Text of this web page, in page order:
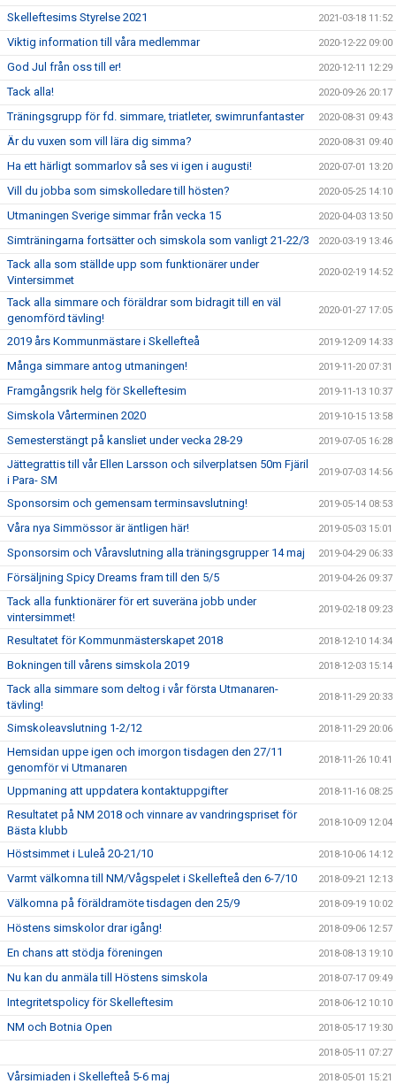
Skelleftesims Styrelse 2021 2021-03-18 11:52
Viktig information till våra medlemmar 2020-12-22 09:00
God Jul från oss till er! 2020-12-11 12:29
Tack alla! 2020-09-26 20:17
Träningsgrupp för fd. simmare, triatleter, swimrunfantaster 2020-08-31 09:43
Är du vuxen som vill lära dig simma? 2020-08-31 09:40
Ha ett härligt sommarlov så ses vi igen i augusti! 2020-07-01 13:20
Vill du jobba som simskolledare till hösten? 2020-05-25 14:10
Utmaningen Sverige simmar från vecka 15 2020-04-03 13:50
Simträningarna fortsätter och simskola som vanligt 21-22/3 2020-03-19 13:46
Tack alla som ställde upp som funktionärer under
Vintersimmet
2020-02-19 14:52
Tack alla simmare och föräldrar som bidragit till en väl
genomförd tävling!
2020-01-27 17:05
2019 års Kommunmästare i Skellefteå 2019-12-09 14:33
Många simmare antog utmaningen! 2019-11-20 07:31
Framgångsrik helg för Skelleftesim 2019-11-13 10:37
Simskola Vårterminen 2020 2019-10-15 13:58
Semesterstängt på kansliet under vecka 28-29 2019-07-05 16:28
Jättegrattis till vår Ellen Larsson och silverplatsen 50m Fjäril
i Para- SM
2019-07-03 14:56
Sponsorsim och gemensam terminsavslutning! 2019-05-14 08:53
Våra nya Simmössor är äntligen här! 2019-05-03 15:01
Sponsorsim och Våravslutning alla träningsgrupper 14 maj 2019-04-29 06:33
Försäljning Spicy Dreams fram till den 5/5 2019-04-26 09:37
Tack alla funktionärer för ert suveräna jobb under
vintersimmet!
2019-02-18 09:23
Resultatet för Kommunmästerskapet 2018 2018-12-10 14:34
Bokningen till vårens simskola 2019 2018-12-03 15:14
Tack alla simmare som deltog i vår första Utmanaren-
tävling!
2018-11-29 20:33
Simskoleavslutning 1-2/12 2018-11-29 20:06
Hemsidan uppe igen och imorgon tisdagen den 27/11
genomför vi Utmanaren
2018-11-26 10:41
Uppmaning att uppdatera kontaktuppgifter 2018-11-16 08:25
Resultatet på NM 2018 och vinnare av vandringspriset för
Bästa klubb
2018-10-09 12:04
Höstsimmet i Luleå 20-21/10 2018-10-06 14:12
Varmt välkomna till NM/Vågspelet i Skellefteå den 6-7/10 2018-09-21 12:13
Välkomna på föräldramöte tisdagen den 25/9 2018-09-19 10:02
Höstens simskolor drar igång! 2018-09-06 12:57
En chans att stödja föreningen 2018-08-13 19:10
Nu kan du anmäla till Höstens simskola 2018-07-17 09:49
Integritetspolicy för Skelleftesim 2018-06-12 10:10
NM och Botnia Open 2018-05-17 19:30
2018-05-11 07:27
Vårsimiaden i Skellefteå 5-6 maj 2018-05-01 15:21